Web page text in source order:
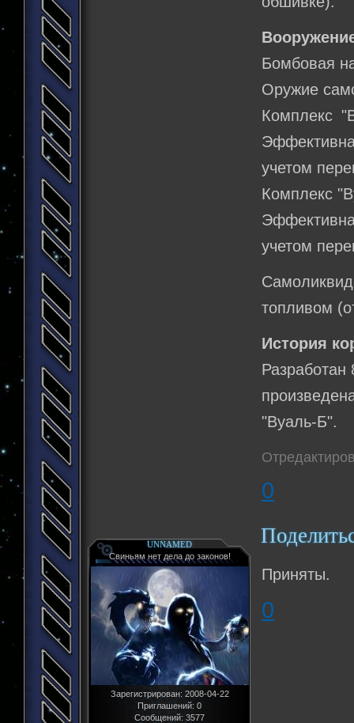
Бомбовая
Оружие
Комплекс
учетом
Комплекс
учетом
топливом
История
"Вуаль-Б".
0
UNNAMED
Свиньям нет дела до законов!
Зарегистрирован: 2008-04-22
Приглашений: 0
Сообщений: 3577
Приняты.
0